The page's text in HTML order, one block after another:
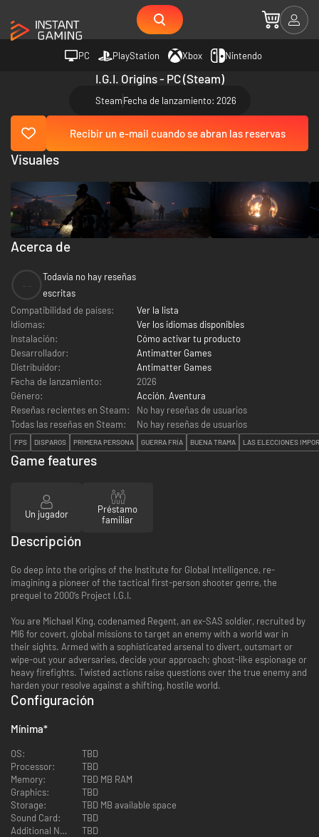
PC PlayStation Xbox Nintendo
I.G.I. Origins - PC (Steam)
SteamFecha de lanzamiento: 2026
Recibir un e-mail cuando se abran las reservas
Acerca de
Todavía no hay reseñas
escritas
Compatibilidad de países:
Ver la lista
Idiomas:
Ver los idiomas disponibles
Instalación:
Cómo activar tu producto
Desarrollador:
Antimatter Games
Distribuidor:
Antimatter Games
Fecha de lanzamiento:
2026
Género:
Acción, Aventura
Reseñas recientes en Steam:
No hay reseñas de usuarios
Todas las reseñas en Steam:
No hay reseñas de usuarios
FPS DISPAROS PRIMERA PERSONA GUERRA FRÍA BUENA TRAMA LAS ELECCIONES
Visuales
Game features
Un jugador
Préstamo
familiar
Descripción
Go deep into the origins of the Institute for Global Intelligence, re-
imagining a pioneer of the tactical first-person shooter genre, the
prequel to 2000’s Project I.G.I.
You are Michael King, codenamed Regent, an ex-SAS soldier, recruited by
MI6 for covert, global missions to target an enemy with a world war in
their sights. Armed with a sophisticated arsenal to divert, outsmart or
wipe-out your adversaries, decide your approach; ghost-like espionage or
heavy firefights. Twisted actions raise questions over the true enemy and
harden your resolve against a shifting, hostile world.
Configuración
Mínima*
OS:
TBD
Processor:
TBD
Memory:
TBD MB RAM
Graphics:
TBD
Storage:
TBD MB available space
Sound Card:
TBD
Additional Notes:
TBD